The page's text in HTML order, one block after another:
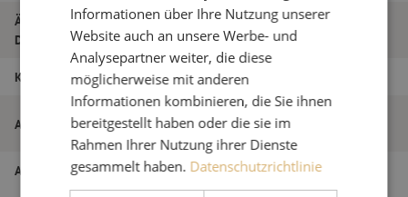
Äußerer
Durchmesser (mm)
1.8
Klasse B
Artikelname
Patchkabel duplex SM, LC/PC-LC/PC,
1.8mm, 30m
Artikel Nummer M20000651
Informationen über Ihre Nutzung unserer
Website auch an unsere Werbe- und
Analysepartner weiter, die diese
möglicherweise mit anderen
Informationen kombinieren, die Sie ihnen
bereitgestellt haben oder die sie im
Rahmen Ihrer Nutzung ihrer Dienste
gesammelt haben. Datenschutzrichtlinie